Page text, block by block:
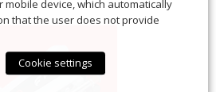
mobile device, which automatically
that the user does not provide
Cookie settings